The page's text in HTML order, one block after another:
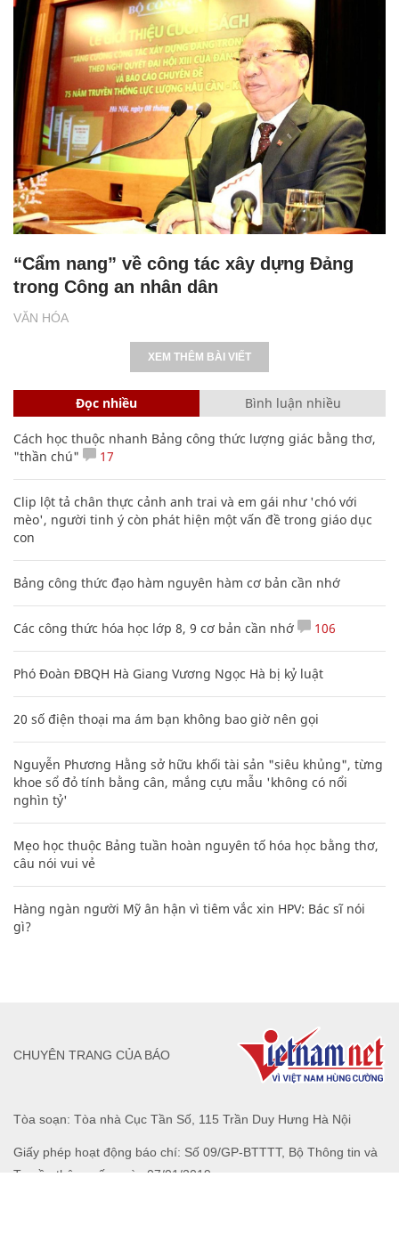
VĂN HÓA
“Cẩm nang” về công tác xây dựng Đảng
trong Công an nhân dân
XEM THÊM BÀI VIẾT
Đọc nhiều Bình luận nhiều
Cách học thuộc nhanh Bảng công thức lượng giác bằng thơ,
"thần chú"
17
Clip lột tả chân thực cảnh anh trai và em gái như 'chó với
mèo', người tinh ý còn phát hiện một vấn đề trong giáo dục
con
Bảng công thức đạo hàm nguyên hàm cơ bản cần nhớ
Các công thức hóa học lớp 8, 9 cơ bản cần nhớ 106
Phó Đoàn ĐBQH Hà Giang Vương Ngọc Hà bị kỷ luật
20 số điện thoại ma ám bạn không bao giờ nên gọi
Nguyễn Phương Hằng sở hữu khối tài sản "siêu khủng", từng
khoe sổ đỏ tính bằng cân, mắng cựu mẫu 'không có nổi
nghìn tỷ'
Mẹo học thuộc Bảng tuần hoàn nguyên tố hóa học bằng thơ,
câu nói vui vẻ
Hàng ngàn người Mỹ ân hận vì tiêm vắc xin HPV: Bác sĩ nói
gì?
Tòa soạn: Tòa nhà Cục Tần Số, 115 Trần Duy Hưng Hà Nội
Giấy phép hoạt động báo chí: Số 09/GP-BTTTT, Bộ Thông tin và
Truyền thông cấp ngày 07/01/2019.
CHUYÊN TRANG CỦA BÁO